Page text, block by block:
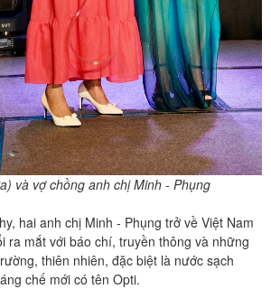
và vợ chồng anh chị Minh - Phụng
hai anh chị Minh - Phụng trở về Việt Nam
ra mắt với báo chí, truyền thông và những
thiên nhiên, đặc biệt là nước sạch
chế mới có tên Opti.